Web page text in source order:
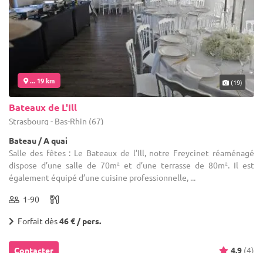
... 19 km (19)
Bateaux de L'Ill
Strasbourg - Bas-Rhin (67)
Bateau / A quai
Salle des fêtes : Le Bateaux de l’Ill, notre Freycinet réaménagé
dispose d’une salle de 70m² et d’une terrasse de 80m². Il est
également équipé d’une cuisine professionnelle, ...
1-90
Forfait dès46 € / pers.
Contacter 4.9 (4)